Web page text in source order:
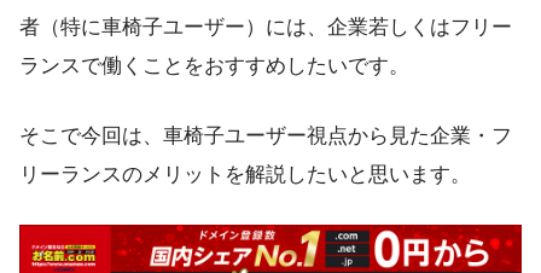
者（特に車椅子ユーザー）には、 企業若しくはフリー
ランスで働くことをおすすめしたいです。
そこで今回は、車椅子ユーザー視点から見た企業・フ
リーランスのメリット を解説したいと思います。